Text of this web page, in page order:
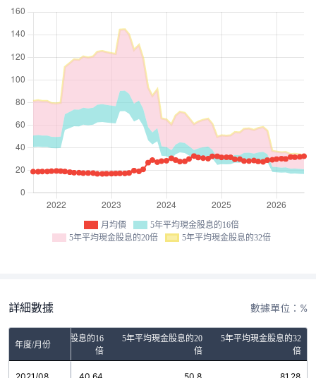
月均價
5年平均現金股息的16倍
5年平均現金股息的20倍
5年平均現金股息的32倍
詳細數據 數據單位：%
年度/月份
5年平均現金股息的16
倍
5年平均現金股息的20
倍
5年平均現金股息的32
倍